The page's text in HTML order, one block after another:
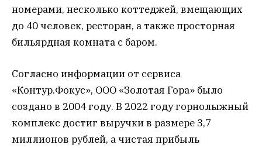
номерами, несколько коттеджей, вмещающих
до 40 человек, ресторан, а также просторная
бильярдная комната с баром.
Согласно информации от сервиса
«Контур.Фокус», ООО «Золотая Гора» было
создано в 2004 году. В 2022 году горнолыжный
комплекс достиг выручки в размере 3,7
миллионов рублей, а чистая прибыль